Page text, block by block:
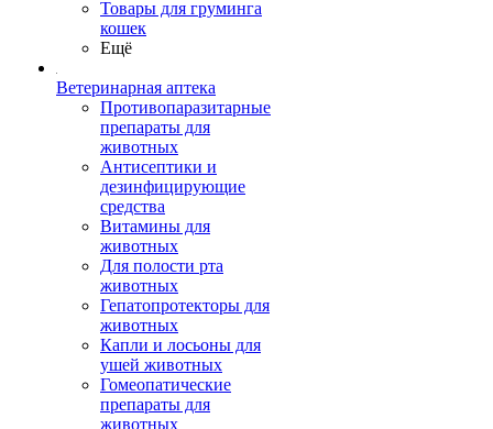
Товары для груминга
кошек
Ещё
Ветеринарная аптека
Противопаразитарные
препараты для
животных
Антисептики и
дезинфицирующие
средства
Витамины для
животных
Для полости рта
животных
Гепатопротекторы для
животных
Капли и лосьоны для
ушей животных
Гомеопатические
препараты для
животных